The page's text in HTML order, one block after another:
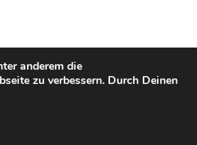
e. V. E-Mail:
anderem die
zu verbessern. Durch Deinen